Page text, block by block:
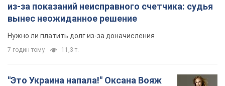
из-за показаний неисправного счетчика: судья
вынес неожиданное решение
Нужно ли платить долг из-за доначисления
7 годин тому 11,3 т.
"Это Украина напала!" Оксана Вояж